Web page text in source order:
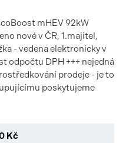
mHEV 92kW
nové v ČR, 1.majitel,
- vedena elektronicky v
odpočtu DPH +++ nejedná
prodeje - je to
poskytujeme
Kč